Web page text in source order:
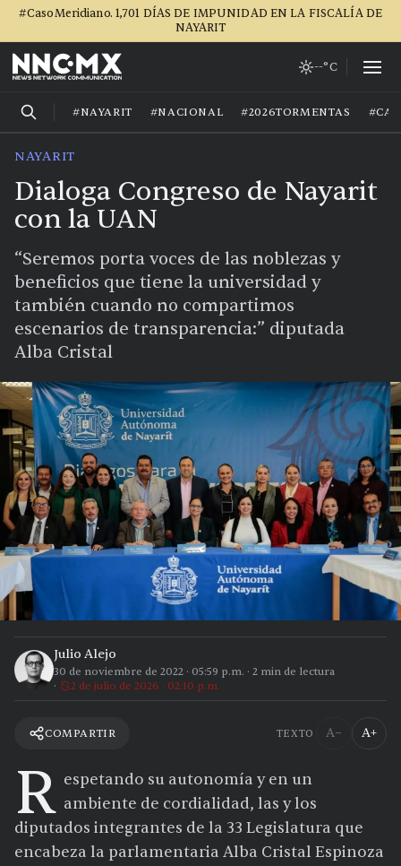
#CasoMeridiano. 1,701 DÍAS DE IMPUNIDAD EN LA FISCALÍA DE
NAYARIT
--°C
#NAYARIT #NACIONAL #2026TORMENTAS
NAYARIT
Dialoga Congreso de Nayarit
con la UAN
“Seremos porta voces de las noblezas y
beneficios que tiene la universidad y
también cuando no compartimos
escenarios de transparencia:” diputada
Alba Cristal
Julio Alejo
30 de noviembre de 2022 · 05:59 p.m. · 2 min de lectura
2 de julio de 2026 · 02:10 p.m.
COMPARTIR TEXTO A− A+
R espetando su autonomía y en un
ambiente de cordialidad, las y los
diputados integrantes de la 33 Legislatura que
encabeza la parlamentaria Alba Cristal Espinoza